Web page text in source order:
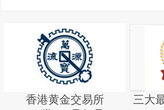
香港黄金交易所
三大